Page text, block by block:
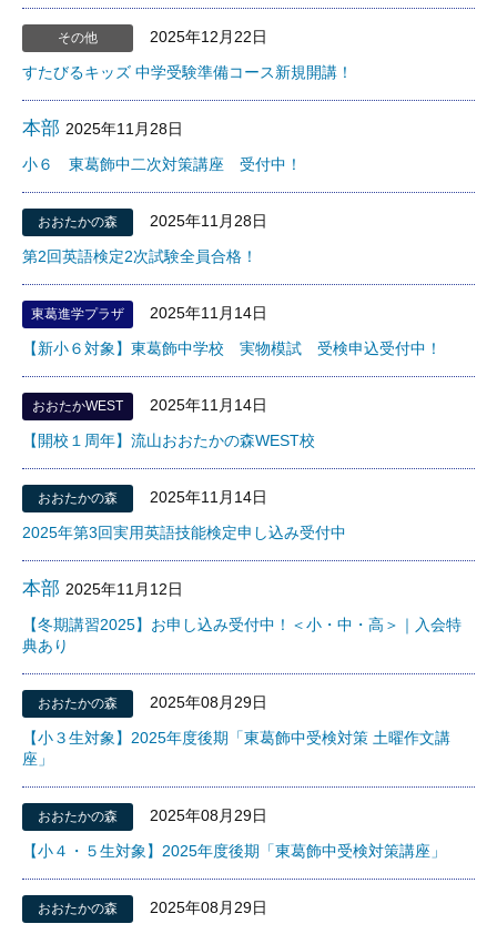
その他 2025年12月22日
すたびるキッズ 中学受験準備コース新規開講！
本部 2025年11月28日
小６ 東葛飾中二次対策講座 受付中！
おおたかの森 2025年11月28日
第2回英語検定2次試験全員合格！
東葛進学プラザ 2025年11月14日
【新小６対象】東葛飾中学校 実物模試 受検申込受付中！
おおたかWEST 2025年11月14日
【開校１周年】流山おおたかの森WEST校
おおたかの森 2025年11月14日
2025年第3回実用英語技能検定申し込み受付中
本部 2025年11月12日
【冬期講習2025】お申し込み受付中！＜小・中・高＞｜入会特
典あり
おおたかの森 2025年08月29日
【小３生対象】2025年度後期「東葛飾中受検対策 土曜作文講
座」
おおたかの森 2025年08月29日
【小４・５生対象】2025年度後期「東葛飾中受検対策講座」
おおたかの森 2025年08月29日